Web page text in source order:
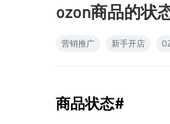
ozon商品的状
营销推广 新手开店